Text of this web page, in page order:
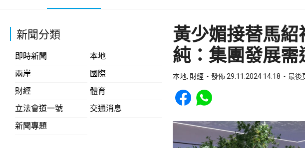
新聞分類
即時新聞
本地
兩岸
國際
財經
體育
立法會道一號
交通消息
新聞專題
黃少媚接替馬
純：集團發展
本地, 財經 發佈 29.11.2024 14:18 最後
Share to Facebook
Share to WhatsApp